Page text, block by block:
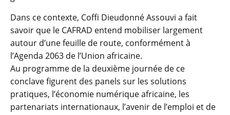
Dans ce contexte, Coffi Dieudonné Assouvi a fait
savoir que le CAFRAD entend mobiliser largement
autour d’une feuille de route, conformément à
l’Agenda 2063 de l’Union africaine.
Au programme de la deuxième journée de ce
conclave figurent des panels sur les solutions
pratiques, l’économie numérique africaine, les
partenariats internationaux, l’avenir de l’emploi et de